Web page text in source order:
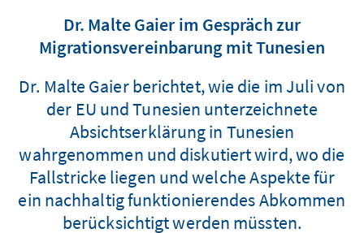
Dr. Malte Gaier im Gespräch zur
Migrationsvereinbarung mit Tunesien
Dr. Malte Gaier berichtet, wie die im Juli von
der EU und Tunesien unterzeichnete
Absichtserklärung in Tunesien
wahrgenommen und diskutiert wird, wo die
Fallstricke liegen und welche Aspekte für
ein nachhaltig funktionierendes Abkommen
berücksichtigt werden müssten.